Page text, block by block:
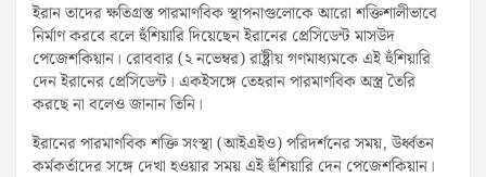
ইরান তাদের ক্ষতিগ্রস্ত পারমাণবিক স্থাপনাগুলোকে আরো শক্তিশালীভাবে
নির্মাণ করবে বলে হুঁশিয়ারি দিয়েছেন ইরানের প্রেসিডেন্ট মাসউদ
পেজেশকিয়ান। রোববার (২ নভেম্বর) রাষ্ট্রীয় গণমাধ্যমকে এই হুঁশিয়ারি
দেন ইরানের প্রেসিডেন্ট। একইসঙ্গে তেহরান পারমাণবিক অস্ত্র তৈরি
করছে না বলেও জানান তিনি।
ইরানের পারমাণবিক শক্তি সংস্থা (আইএইও) পরিদর্শনের সময়, উর্ধ্বতন
কর্মকর্তাদের সঙ্গে দেখা হওয়ার সময় এই হুঁশিয়ারি দেন পেজেশকিয়ান।